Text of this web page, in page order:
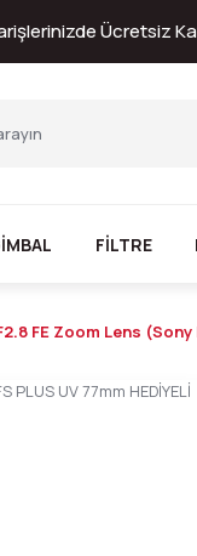
Ücretsiz
FİLTRE
FE Zoom Lens